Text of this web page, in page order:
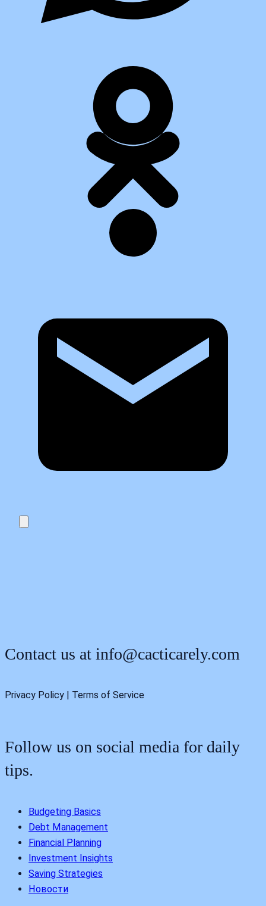
Contact us at info@cacticarely.com
Privacy Policy | Terms of Service
Follow us on social media for daily
tips.
Budgeting Basics
Debt Management
Financial Planning
Investment Insights
Saving Strategies
Новости